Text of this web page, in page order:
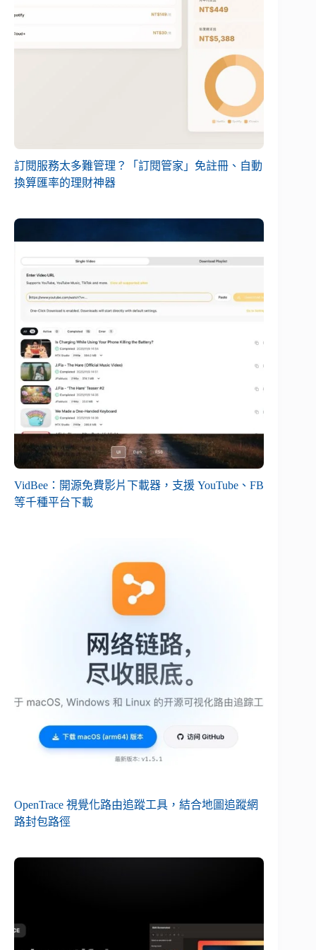
訂閱服務太多難管理？「訂閱管家」免註冊、自動
換算匯率的理財神器
VidBee：開源免費影片下載器，支援 YouTube、FB
等千種平台下載
OpenTrace 視覺化路由追蹤工具，結合地圖追蹤網
路封包路徑